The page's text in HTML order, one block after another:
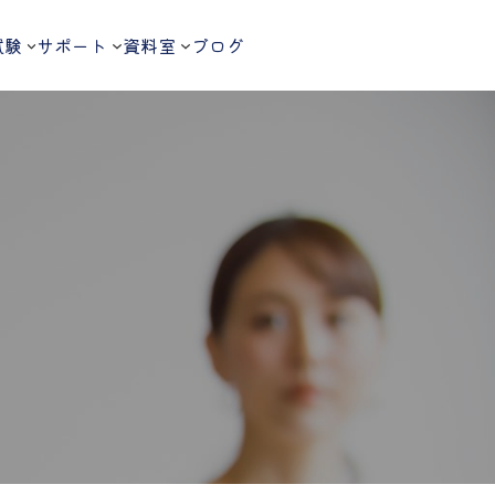
サポート 資料室 ブログ